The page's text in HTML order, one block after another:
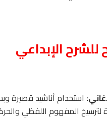
الإبداعي
استخدام أناشيد قصيرة
لترسيخ المفهوم اللفظي